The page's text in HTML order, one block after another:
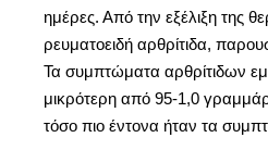
ημέρες. Από την εξέλιξη της
ρευματοειδή αρθρίτιδα,
Τα συμπτώματα αρθρίτιδων
μικρότερη από 95-1,0
τόσο πιο έντονα ήταν τα